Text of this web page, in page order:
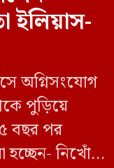
ইলিয়াস-
অগ্নিসংযোগ
পুড়িয়ে
বছর পর
হচ্ছেন- নিখোঁজ